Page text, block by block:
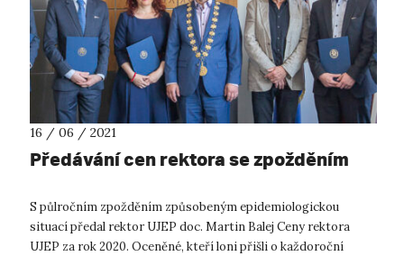
16 / 06 / 2021
Předávání cen rektora se zpožděním
S půlročním zpožděním způsobeným epidemiologickou
situací předal rektor UJEP doc. Martin Balej Ceny rektora
UJEP za rok 2020. Oceněné, kteří loni přišli o každoroční